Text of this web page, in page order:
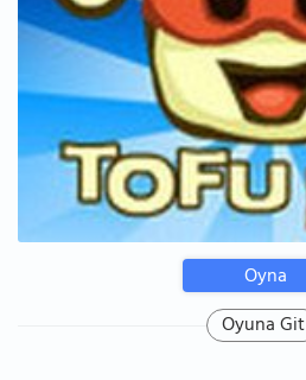
Oyna
Oyuna Git